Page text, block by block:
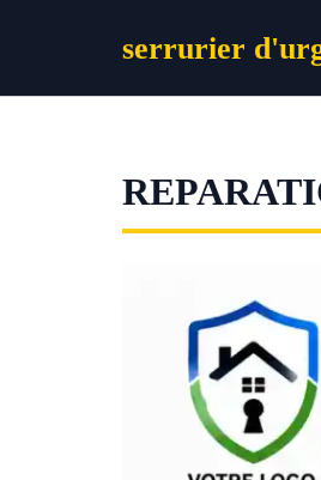
serrurier